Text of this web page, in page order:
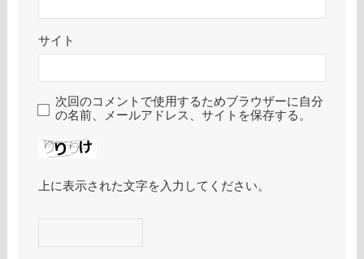
サイト
次回のコメントで使用するためブラウザーに自分
の名前、メールアドレス、サイトを保存する。
上に表示された文字を入力してください。